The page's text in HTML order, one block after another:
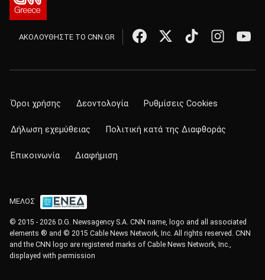
ΑΚΟΛΟΥΘΗΣΤΕ ΤΟ CNN.GR
Όροι χρήσης Δεοντολογία Ρυθμίσεις Cookies
Δήλωση εχεμύθειας Πολιτική κατά της Διαφθοράς
Επικοινωνία Διαφήμιση
ΜΕΛΟΣ
© 2015 - 2026 D.G. Newsagency S.A. CNN name, logo and all associated
elements ® and © 2015 Cable News Network, Inc. All rights reserved. CNN
and the CNN logo are registered marks of Cable News Network, Inc.,
displayed with permission